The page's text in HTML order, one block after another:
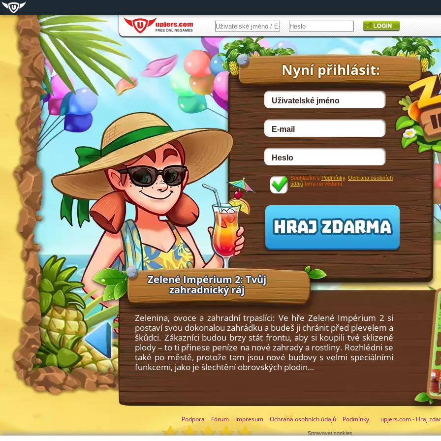
Zelené Impérium 2: Tvůj
zahradnický ráj
Zelenina, ovoce a zahradní trpaslíci: Ve hře Zelené Impérium 2 si
postaví svou dokonalou zahrádku a budeš ji chránit před plevelem a
škůdci. Zákazníci budou brzy stát frontu, aby si koupili tvé sklizené
plody – to ti přinese peníze na nové zahrady a rostliny. Rozhlédni se
také po městě, protože tam jsou nové budovy s velmi speciálními
funkcemi, jako je šlechtění obrovských plodin…
Souhlasím s Podmínky. Ochrana osobních
údajůberu na vědomí.
Podpora Fórum Impresum Ochrana osobních údajů Podmínky upjers.com - Hraj
Spravovat cookies